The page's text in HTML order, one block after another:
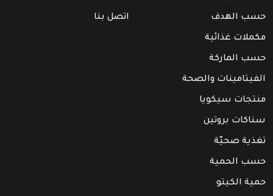
حسب الهدف
مكملات غذائية
حسب الماركة
الفيتامينات والصحة
منتجات سيكويا
سناكات بروتين
تغذية صحيّة
حسب الحمية
حمية الكيتو
اتصل بنا